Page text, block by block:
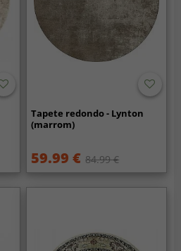
Tapete redondo - Lynton
(marrom)
59.99 € 84.99 €